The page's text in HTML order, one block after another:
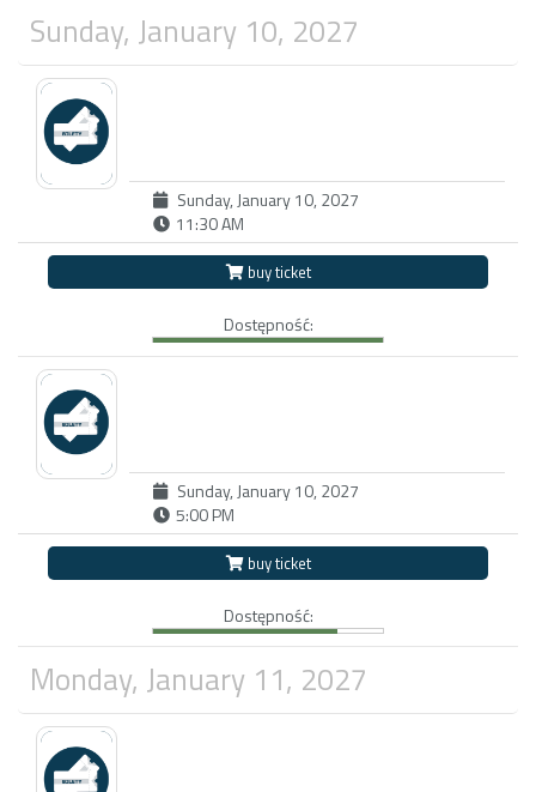
Sunday, January 10, 2027
Sunday, January 10, 2027
11:30 AM
buy ticket
Dostępność:
Sunday, January 10, 2027
5:00 PM
buy ticket
Dostępność:
Monday, January 11, 2027